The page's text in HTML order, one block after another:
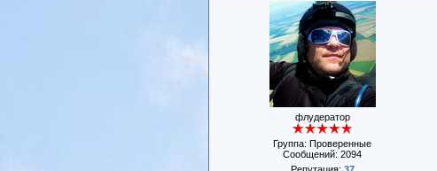
флудератор
Группа: Проверенные
Сообщений: 2094